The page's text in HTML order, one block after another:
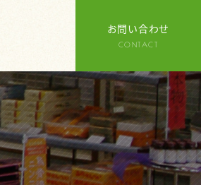
お問い合わせ
CONTACT